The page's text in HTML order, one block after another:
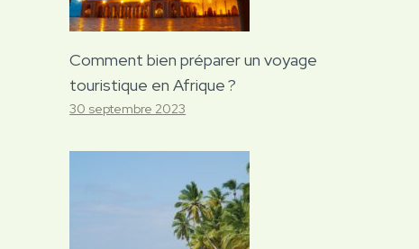
Comment bien préparer un voyage
touristique en Afrique ?
30 septembre 2023